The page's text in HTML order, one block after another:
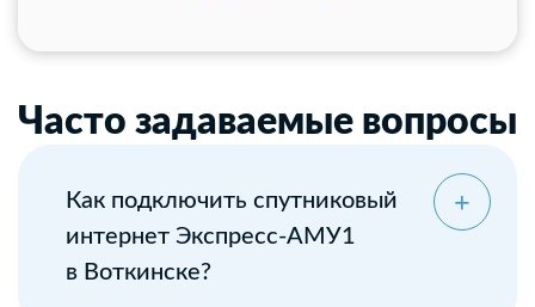
Часто задаваемые вопросы
Как подключить спутниковый
интернет Экспресс-АМУ1
в Воткинске?